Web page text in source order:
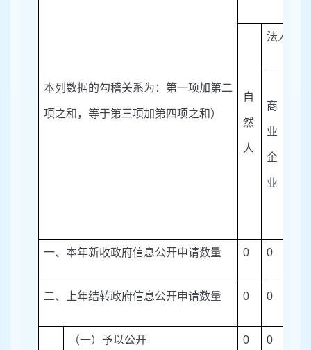
本列数据的勾稽关系为：第一项加第二
项之和，等于第三项加第四项之和）
自
然
人
法人或
商
业
企
业
一、本年新收政府信息公开申请数量 0 0
二、上年结转政府信息公开申请数量 0 0
（一）予以公开 0 0